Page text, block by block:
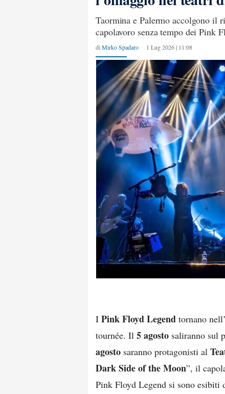
Taormina e Palermo accolgono il
capolavoro senza tempo dei Pink
di Mirko Spadaro 1 Lug 2026 | 11:08
I Pink Floyd Legend tornano
tournée. Il 5 agosto saliranno sul
agosto saranno protagonisti al
Dark Side of the Moon”, il
Pink Floyd Legend si sono esibiti